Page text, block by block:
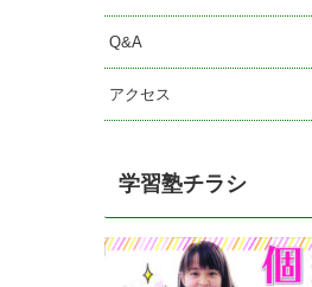
Q&A
アクセス
学習塾チラシ